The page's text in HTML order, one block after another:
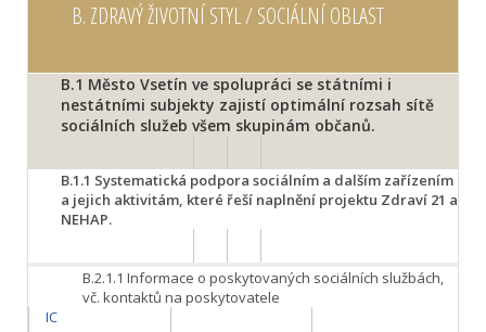
B. ZDRAVÝ ŽIVOTNÍ STYL / SOCIÁLNÍ OBLAST
B.1 Město Vsetín ve spolupráci se státními i
nestátními subjekty zajistí optimální rozsah sítě
sociálních služeb všem skupinám občanů.
B.1.1 Systematická podpora sociálním a dalším zařízením
a jejich aktivitám, které řeší naplnění projektu Zdraví 21 a
NEHAP.
B.2.1.1 Informace o poskytovaných sociálních službách,
vč. kontaktů na poskytovatele
IC